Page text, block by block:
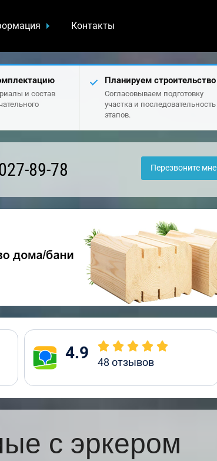
Контакты
и состав
Планируем строительство
Согласовываем подготовку
участка и последовательность
этапов.
89-78 Перезвоните мне
4.9 48 отзывов
с эркером